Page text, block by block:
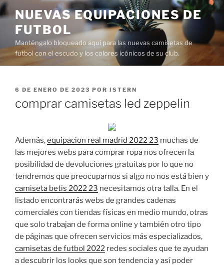
Saltar
al
contenido
NUEVAS EQUIPACIONES DE
FUTBOL
Manténgalo bloqueado aquí para las nuevas camisetas de
futbol con el escudo y los colores icónicos de su club.
PUBLICADO
6 DE ENERO DE 2023 POR ISTERN
comprar camisetas led zeppelin
Además,equipacion real madrid 2022 23 muchas de
las mejores webs para comprar ropa nos ofrecen la
posibilidad de devoluciones gratuitas por lo que no
tendremos que preocuparnos si algo no nos está bien y
camiseta betis 2022 23 necesitamos otra talla. En el
listado encontrarás webs de grandes cadenas
comerciales con tiendas físicas en medio mundo, otras
que solo trabajan de forma online y también otro tipo
de páginas que ofrecen servicios más especializados,
camisetas de futbol 2022 redes sociales que te ayudan
a descubrir los looks que son tendencia y así poder